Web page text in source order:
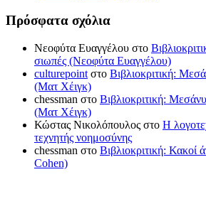
Πρόσφατα σχόλια
Νεοφύτα Ευαγγέλου στο
σιωπές (Νεοφύτα Ευαγγέλου)
culturepoint στο Βιβλιοκριτική:
(Ματ Χέιγκ)
chessman στο Βιβλιοκριτική:
(Ματ Χέιγκ)
Κώστας Νικολόπουλος στο Η
τεχνητής νοημοσύνης
chessman στο Βιβλιοκριτική: Κακοί
Cohen)